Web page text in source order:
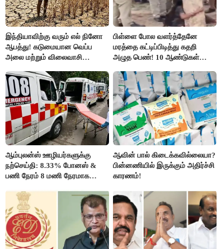
இந்தியாவிற்கு வரும் எல் நினோ
ஆபத்து! கடுமையான வெப்ப
அலை மற்றும் விலைவாசி
பிள்ளை போல வளர்த்தேனே
மரத்தை கட்டிப்பிடித்து கதறி
அழுத பெண்! 10 ஆண்டுகள்
வெட்டி சாய்ப்பு..!
ஆம்புலன்ஸ் ஊழியர்களுக்கு
நற்செய்தி: 8.33% போனஸ் &
பணி நேரம் 8 மணி நேரமாக
ஆவின் பால் கிடைக்கவில்லையா?
பின்னணியில் இருக்கும் அதிர்ச்சி
காரணம்!